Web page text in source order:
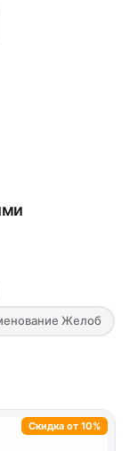
Желоб
Скидка от 10%